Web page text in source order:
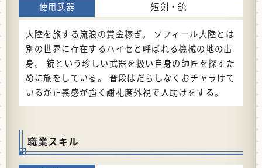
短剣・銃
大陸を旅する流浪の賞金稼ぎ。 ゾフィール大陸とは
別の世界に存在するハイセと呼ばれる機械の地の出
身。 銃という珍しい武器を扱い自身の師匠を探すた
めに旅をしている。 普段はだらしなくおチャラけて
いるが正義感が強く謝礼度外視で人助けをする。
職業スキル